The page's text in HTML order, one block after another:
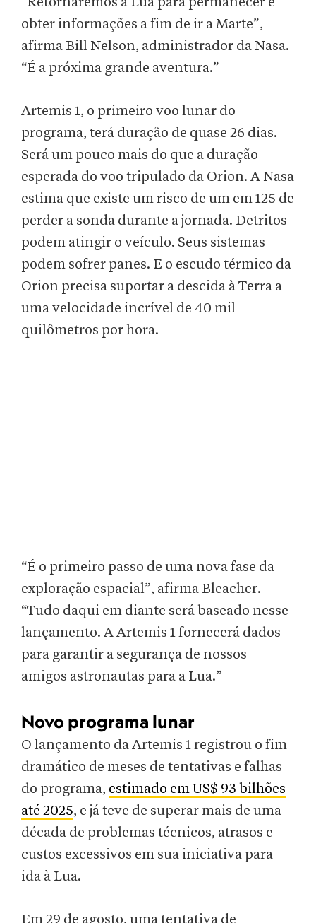
obter informações a fim de ir a Marte”,
afirma Bill Nelson, administrador da Nasa.
“É a próxima grande aventura.”
Artemis 1, o primeiro voo lunar do
programa, terá duração de quase 26 dias.
Será um pouco mais do que a duração
esperada do voo tripulado da Orion. A Nasa
estima que existe um risco de um em 125 de
perder a sonda durante a jornada. Detritos
podem atingir o veículo. Seus sistemas
podem sofrer panes. E o escudo térmico da
Orion precisa suportar a descida à Terra a
uma velocidade incrível de 40 mil
quilômetros por hora.
“É o primeiro passo de uma nova fase da
exploração espacial”, afirma Bleacher.
“Tudo daqui em diante será baseado nesse
lançamento. A Artemis 1 fornecerá dados
para garantir a segurança de nossos
amigos astronautas para a Lua.”
Novo programa lunar
O lançamento da Artemis 1 registrou o fim
dramático de meses de tentativas e falhas
do programa, estimado em US$ 93 bilhões
até 2025, e já teve de superar mais de uma
década de problemas técnicos, atrasos e
custos excessivos em sua iniciativa para
ida à Lua.
Em 29 de agosto, uma tentativa de